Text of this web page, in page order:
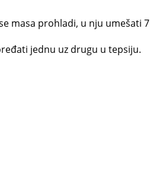
masa prohladi, u nju umešati 7
jednu uz drugu u tepsiju.